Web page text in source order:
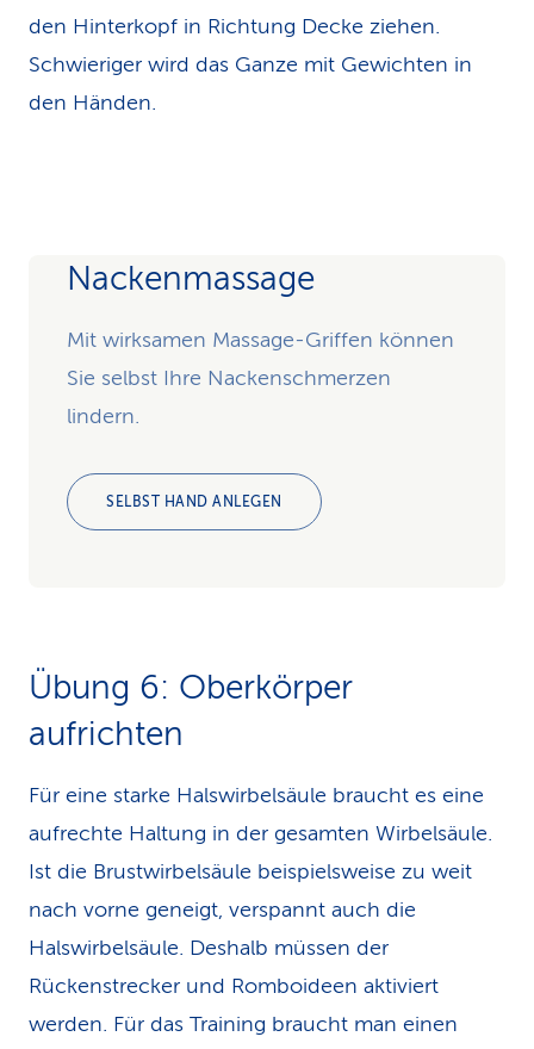
den Hinterkopf in Richtung Decke ziehen.
Schwieriger wird das Ganze mit Gewichten in
den Händen.
Nackenmassage
Mit wirksamen Massage-Griffen können
Sie selbst Ihre Nackenschmerzen
lindern.
SELBST HAND ANLEGEN
Übung 6: Ober­körper
aufrichten
Für eine starke Halswirbelsäule braucht es eine
aufrechte Haltung in der gesamten Wirbelsäule.
Ist die Brustwirbelsäule beispielsweise zu weit
nach vorne geneigt, verspannt auch die
Halswirbelsäule. Deshalb müssen der
Rückenstrecker und Romboideen aktiviert
werden. Für das Training braucht man einen